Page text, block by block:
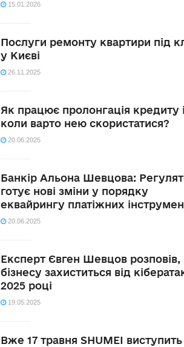
15.01.2026
Послуги ремонту квартири під
у Києві
26.11.2025
Як працює пролонгація кредиту і
коли варто нею скористатися?
20.06.2025
Банкір Альона Шевцова:
готує нові зміни у порядку
еквайрингу платіжних
20.06.2025
Експерт Євген Шевцов розповів,
бізнесу захиститься від
2025 році
19.05.2025
Вже 17 травня SHUMEI виступить